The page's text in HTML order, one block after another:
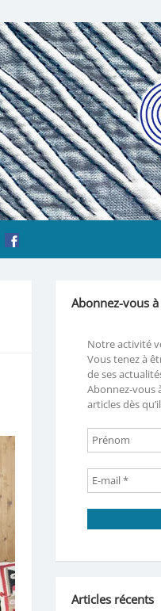
Abonnez-vous
Notre activité
Vous tenez à
de ses
Abonnez-vous
articles dès
Articles récents